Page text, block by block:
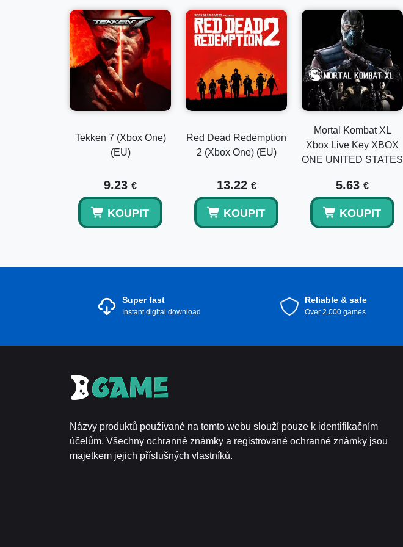
Tekken 7 (Xbox One)
(EU)
9.23 €
KOUPIT
Red Dead Redemption
2 (Xbox One) (EU)
13.22 €
KOUPIT
Mortal Kombat XL
Xbox Live Key XBOX
ONE UNITED STATES
5.63 €
KOUPIT
Super fast
Instant digital download
Reliable & safe
Over 2.000 games
Názvy produktů používané na tomto webu slouží pouze k identifikačním
účelům. Všechny ochranné známky a registrované ochranné známky jsou
majetkem jejich příslušných vlastníků.